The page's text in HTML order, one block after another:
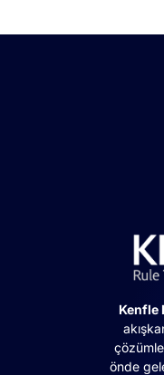
Kenfle
önde